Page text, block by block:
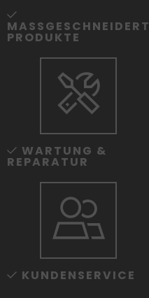
MASSGESCHNEIDERTE
PRODUKTE
WARTUNG &
REPARATUR
KUNDEN­SERVICE